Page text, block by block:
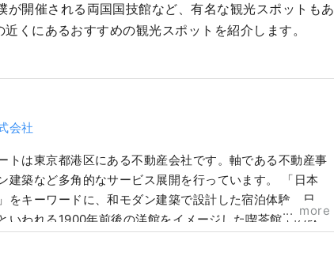
が開催される両国国技館など、有名な観光スポットもあ
くにあるおすすめの観光スポットを紹介します。
会社
トは東京都港区にある不動産会社です。軸である不動産事
建築など多角的なサービス展開を行っています。 「日本
をキーワードに、和モダン建築で設計した宿泊体験、日本
いわれる1900年前後の洋館をイメージした喫茶館での飲
品をお届けする日本のアンテナショップなど、五感で楽し
more